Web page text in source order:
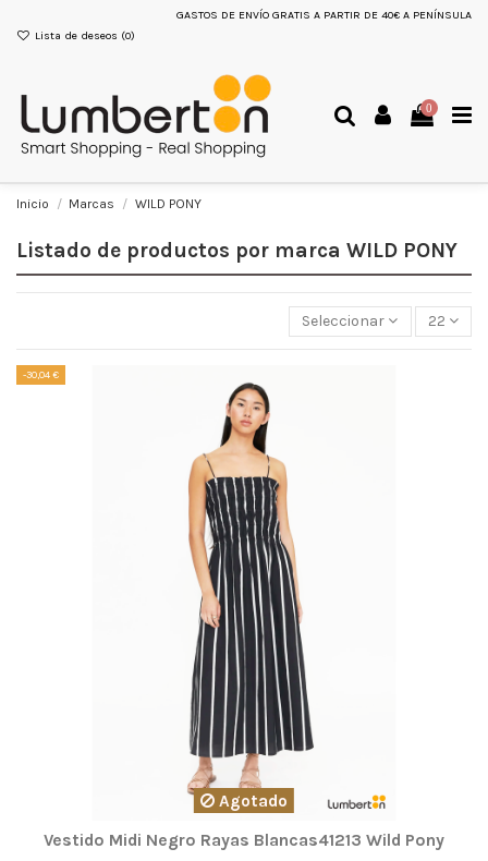
GASTOS DE ENVÍO GRATIS A PARTIR DE 40€ A PENÍNSULA
Lista de deseos (0)
0
Inicio Marcas WILD PONY
Listado de productos por marca WILD PONY
Seleccionar 22
-30,04 €
Agotado
Vestido Midi Negro Rayas Blancas41213 Wild Pony